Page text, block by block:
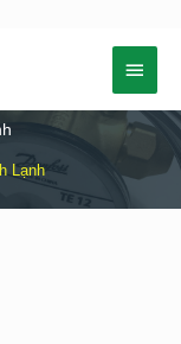
Menu
chính
Lạnh